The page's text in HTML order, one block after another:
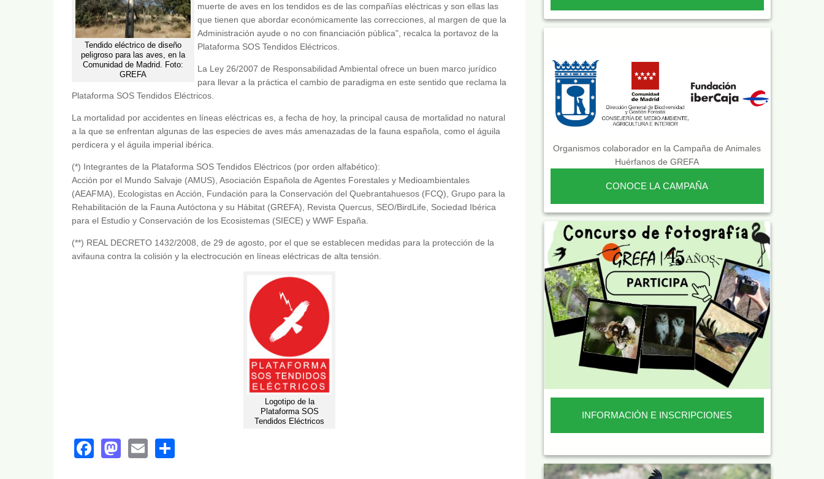
Tendido eléctrico de diseño
peligroso para las aves, en la
Comunidad de Madrid. Foto:
GREFA
muerte de aves en los tendidos es de las compañías eléctricas y son ellas las
que tienen que abordar económicamente las correcciones, al margen de que la
Administración ayude o no con financiación pública", recalca la portavoz de la
Plataforma SOS Tendidos Eléctricos.
La Ley 26/2007 de Responsabilidad Ambiental ofrece un buen marco jurídico
para llevar a la práctica el cambio de paradigma en este sentido que reclama la
Plataforma SOS Tendidos Eléctricos.
La mortalidad por accidentes en líneas eléctricas es, a fecha de hoy, la principal causa de mortalidad no natural
a la que se enfrentan algunas de las especies de aves más amenazadas de la fauna española, como el águila
perdicera y el águila imperial ibérica.
(*) Integrantes de la Plataforma SOS Tendidos Eléctricos (por orden alfabético):
Acción por el Mundo Salvaje (AMUS), Asociación Española de Agentes Forestales y Medioambientales
(AEAFMA), Ecologistas en Acción, Fundación para la Conservación del Quebrantahuesos (FCQ), Grupo para la
Rehabilitación de la Fauna Autóctona y su Hábitat (GREFA), Revista Quercus, SEO/BirdLife, Sociedad Ibérica
para el Estudio y Conservación de los Ecosistemas (SIECE) y WWF España.
(**) REAL DECRETO 1432/2008, de 29 de agosto, por el que se establecen medidas para la protección de la
avifauna contra la colisión y la electrocución en líneas eléctricas de alta tensión.
Logotipo de la
Plataforma SOS
Tendidos Eléctricos
Facebook
Mastodon
Email
Organismos colaborador en la Campaña de Animales
Huérfanos de GREFA
CONOCE LA CAMPAÑA
INFORMACIÓN E INSCRIPCIONES